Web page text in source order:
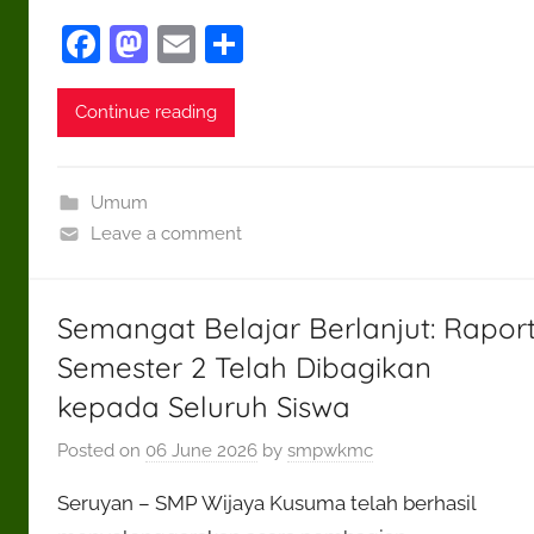
F
a
c
b
o
M
as
to
n
E
m
ai
Continue reading
Umum
Leave a comment
Semangat Belajar Berlanjut:
Semester 2 Telah Dibagikan
kepada Seluruh Siswa
Posted on 06 June 2026 by smpwkmc
Seruyan – SMP Wijaya Kusuma telah berhasil